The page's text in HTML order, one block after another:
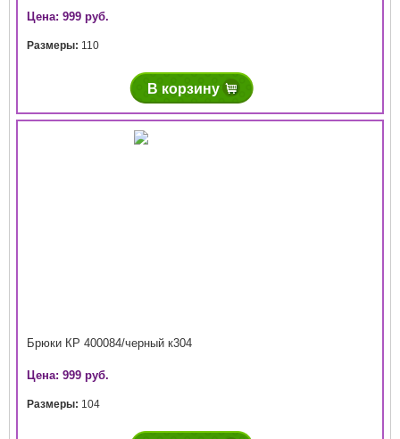
Цена: 999 руб.
Размеры: 110
В корзину
Брюки КР 400084/черный к304
Цена: 999 руб.
Размеры: 104